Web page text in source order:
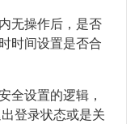
无操作后，是否
时间设置是否合
全设置的逻辑，
登录状态或是关